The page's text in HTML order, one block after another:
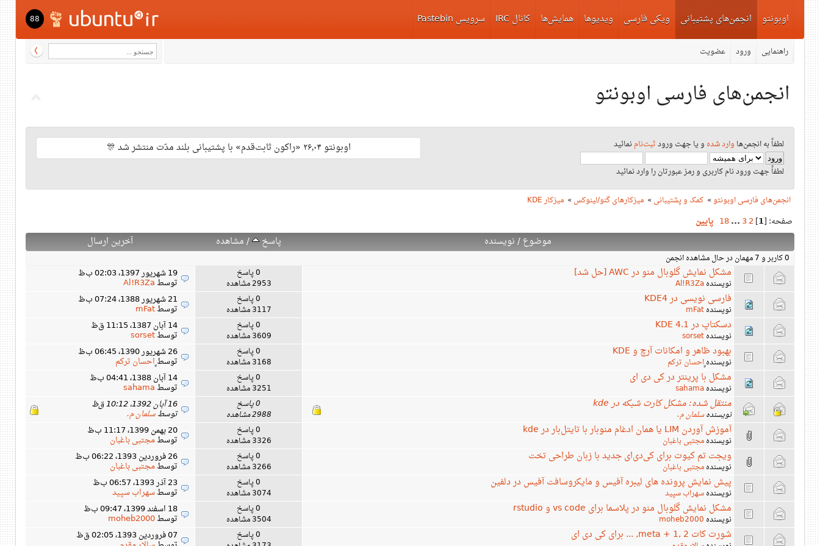
اوبونتو انجمن‌های پشتیبانی
راهنمایی ورود عضویت
ویکی فارسی ویدیوها همایش‌ها کانال IRC سرویس Pastebin 88
انجمن‌های فارسی اوبونتو
لطفاً به انجمن‌ها وارد شده و یا جهت ورودثبت‌نامنمائید
لطفاً جهت ورود نام کاربری و رمز عبورتان را وارد نمائید
اوبونتو ۲۶٫۰۴ «راکون ثابت‌قدم» با پشتیبانی بلند مدّت منتشر شد 🎊
انجمن‌های فارسی اوبونتو» کمک و پشتیبانی» میزکارهای گنو/لینوکس» میزکار KDE
صفحه: [1
]
2
3
...
18 پایین
موضوع/نویسنده پاسخ /مشاهده آخرین ارسال
0 کاربر و 7 مهمان در حال مشاهده انجمن
مشکل نمایش گلوبال منو در AWC [حل شد]
نویسندهAl!R3Za
0 پاسخ
2953 مشاهده
19 شهریور 1397، 02:03 ب‌ظ
توسطAl!R3Za
فارسی نویسی در KDE4
نویسندهmFat
0 پاسخ
3117 مشاهده
21 شهریور 1388، 07:24 ب‌ظ
توسطmFat
دسکتاپ در KDE 4.1
نویسندهsorset
0 پاسخ
3609 مشاهده
14 آبان 1387، 11:15 ق‌ظ
توسطsorset
بهبود ظاهر و امکانات آرچ و KDE
نویسندهٍاحسان ترکم
0 پاسخ
3168 مشاهده
26 شهریور 1390، 06:45 ب‌ظ
توسطٍاحسان ترکم
مشکل با پرینتر در کی دی ای
نویسندهsahama
0 پاسخ
3251 مشاهده
14 آبان 1388، 04:41 ب‌ظ
توسطsahama
منتقل شده: مشکل کارت شبکه در kde
نویسندهسلمان م.
0 پاسخ
2988 مشاهده
16 آبان 1392، 10:12 ق‌ظ
توسطسلمان م.
آموزش آوردن LIM یا همان ادغام منوبار با تایتل‌بار در kde
نویسندهمجتبی باغبان
0 پاسخ
3326 مشاهده
20 بهمن 1399، 11:17 ب‌ظ
توسطمجتبی باغبان
ویجت تم کیوت برای کی‌دی‌ای جدید با زبان طراحی تخت
نویسندهمجتبی باغبان
0 پاسخ
3266 مشاهده
26 فروردین 1393، 06:22 ب‌ظ
توسطمجتبی باغبان
پیش نمایش پرونده های لیبره آفیس و مایکروسافت آفیس در دلفین
نویسندهسهراب سپید
0 پاسخ
3074 مشاهده
23 آذر 1393، 06:57 ب‌ظ
توسطسهراب سپید
مشکل نمایش گلوبال منو در پلاسما برای vs code و rstudio
نویسنده moheb2000
0 پاسخ
3504 مشاهده
18 اسفند 1399، 09:47 ب‌ظ
توسطmoheb2000
شورت کات meta + 1, 2, ... برای کی دی ای
0 پاسخ
07 فروردین 1393، 02:05 ق‌ظ